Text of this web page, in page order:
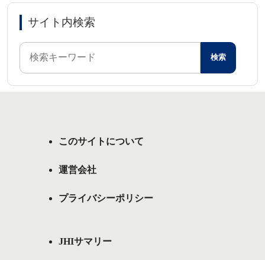
サイト内検索
このサイトについて
運営会社
プライバシーポリシー
JHIサマリー